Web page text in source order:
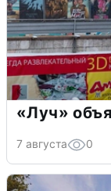
«Луч»
7 августа 0